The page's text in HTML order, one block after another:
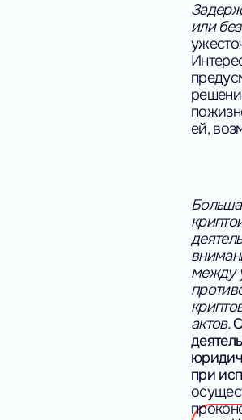
или
ей,
между
актов.
при